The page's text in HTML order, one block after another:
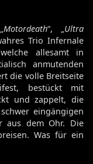
Motordeath“, „Ultra
Trio Infernale
allesamt in
anmutenden
die volle Breitseite
bestückt mit
und zappelt, die
eingängigen
aus dem Ohr. Die
Was für ein